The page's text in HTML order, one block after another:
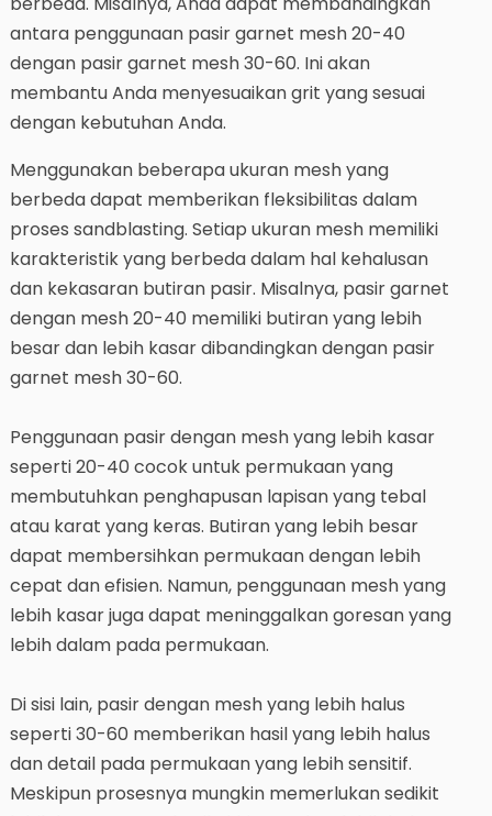
antara penggunaan pasir garnet mesh 20-40
dengan pasir garnet mesh 30-60. Ini akan
membantu Anda menyesuaikan grit yang sesuai
dengan kebutuhan Anda.
Menggunakan beberapa ukuran mesh yang
berbeda dapat memberikan fleksibilitas dalam
proses sandblasting. Setiap ukuran mesh memiliki
karakteristik yang berbeda dalam hal kehalusan
dan kekasaran butiran pasir. Misalnya, pasir garnet
dengan mesh 20-40 memiliki butiran yang lebih
besar dan lebih kasar dibandingkan dengan pasir
garnet mesh 30-60.
Penggunaan pasir dengan mesh yang lebih kasar
seperti 20-40 cocok untuk permukaan yang
membutuhkan penghapusan lapisan yang tebal
atau karat yang keras. Butiran yang lebih besar
dapat membersihkan permukaan dengan lebih
cepat dan efisien. Namun, penggunaan mesh yang
lebih kasar juga dapat meninggalkan goresan yang
lebih dalam pada permukaan.
Di sisi lain, pasir dengan mesh yang lebih halus
seperti 30-60 memberikan hasil yang lebih halus
dan detail pada permukaan yang lebih sensitif.
Meskipun prosesnya mungkin memerlukan sedikit